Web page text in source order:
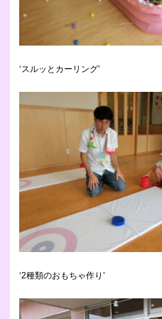
‘スルッとカーリング’
‘2種類のおもちゃ作り’